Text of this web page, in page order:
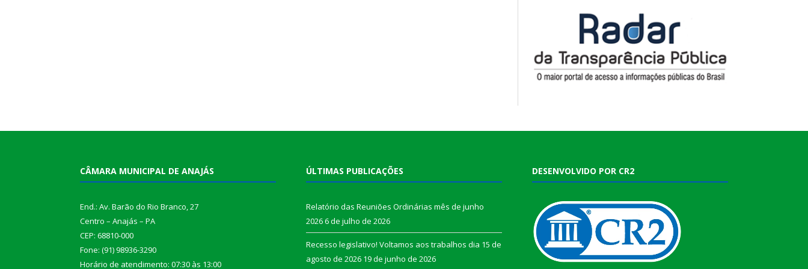
CÂMARA MUNICIPAL DE ANAJÁS
End.: Av. Barão do Rio Branco, 27
Centro – Anajás – PA
CEP: 68810-000
Fone: (91) 98936-3290
Horário de atendimento: 07:30 às 13:00
ÚLTIMAS PUBLICAÇÕES
Relatório das Reuniões Ordinárias mês de junho
20266 de julho de 2026
Recesso legislativo! Voltamos aos trabalhos dia 15 de
agosto de 2026 19 de junho de 2026
DESENVOLVIDO POR CR2